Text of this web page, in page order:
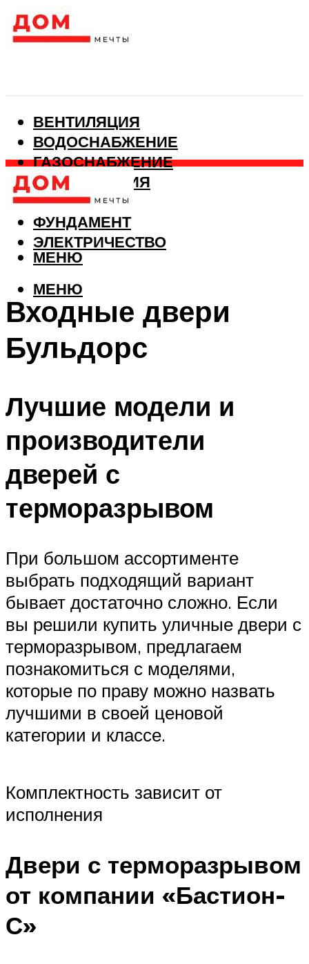
ВЕНТИЛЯЦИЯ
ВОДОСНАБЖЕНИЕ
ГАЗОСНАБЖЕНИЕ
КАНАЛИЗАЦИЯ
ОТОПЛЕНИЕ
ФУНДАМЕНТ
ЭЛЕКТРИЧЕСТВО
МЕНЮ
МЕНЮ
Входные двери
Бульдорс
Лучшие модели и
производители
дверей с
терморазрывом
При большом ассортименте
выбрать подходящий вариант
бывает достаточно сложно. Если
вы решили купить уличные двери с
терморазрывом, предлагаем
познакомиться с моделями,
которые по праву можно назвать
лучшими в своей ценовой
категории и классе.
Комплектность зависит от
исполнения
Двери с терморазрывом
от компании «Бастион-
С»